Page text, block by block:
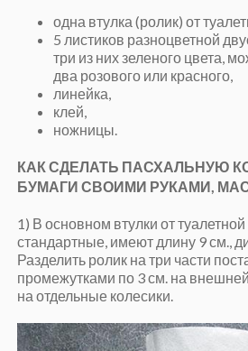
одна втулка (ролик) от
5 листиков разноцветной
три из них зеленого цвета,
два розового или красного,
линейка,
клей,
ножницы.
КАК СДЕЛАТЬ ПАСХАЛЬНУЮ
БУМАГИ СВОИМИ РУКАМИ,
1) В основном втулки от
стандартные, имеют длину 9 см.,
Разделить ролик на три части
промежутками по 3 см. на
на отдельные колесики.